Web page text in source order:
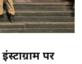
पर